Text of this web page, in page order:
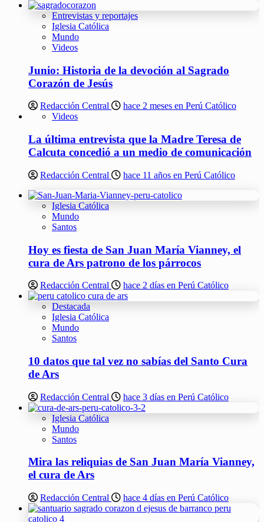
Entrevistas y reportajes
Iglesia Católica
Mundo
Videos
Junio: Historia de la devoción al Sagrado
Corazón de Jesús
Redacción Central
hace 2 meses en Perú Católico
Videos
La última entrevista que la Madre Teresa de
Calcuta concedió a un medio de comunicación
Redacción Central hace 11 años en Perú Católico
Iglesia Católica
Mundo
Santos
Hoy es fiesta de San Juan María Vianney, el
cura de Ars patrono de los párrocos
Redacción Central hace 2 días en Perú Católico
Destacada
Iglesia Católica
Mundo
Santos
10 datos que tal vez no sabías del Santo Cura
de Ars
Redacción Central hace 3 días en Perú Católico
Iglesia Católica
Mundo
Santos
Mira las reliquias de San Juan María Vianney,
el cura de Ars
Redacción Central hace 4 días en Perú Católico